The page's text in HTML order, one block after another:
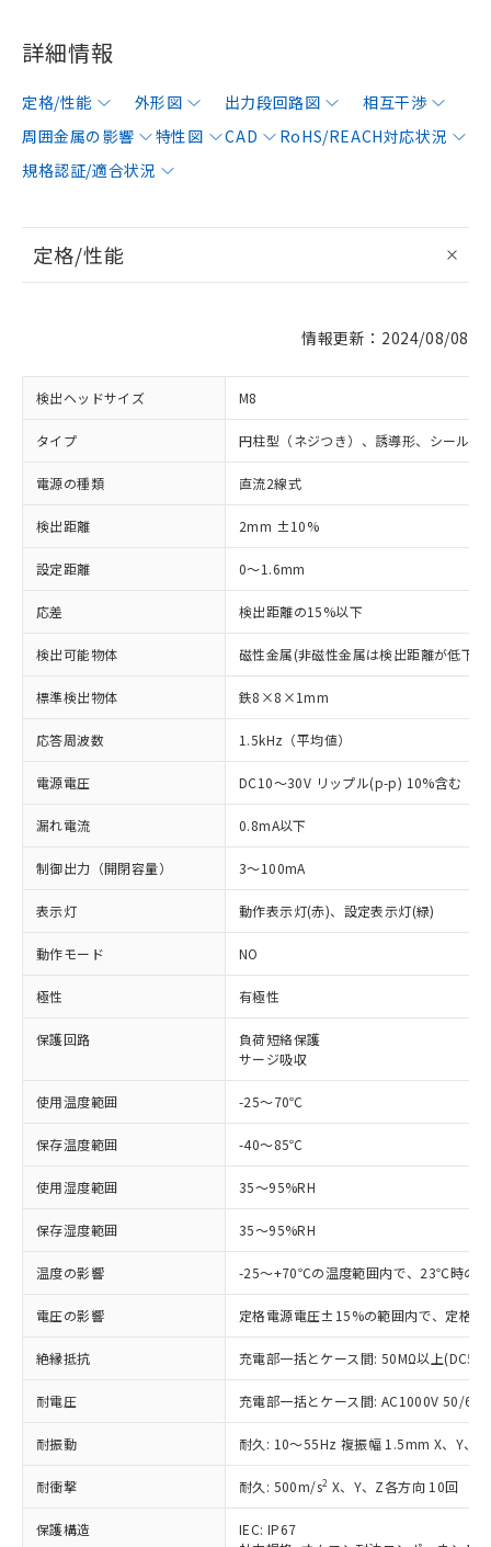
詳細情報
定格/性能 外形図 出力段回路図
相互干渉
周囲金属の影響
特性図 CAD
RoHS/REACH対応状況
規格認証/適合状況
定格/性能
情報更新：2024/08/08
検出ヘッドサイズ M8
タイプ 円柱型（ネジつき）、誘導形、シールド
電源の種類 直流2線式
検出距離 2mm ±10%
設定距離 0～1.6mm
応差 検出距離の15%以下
検出可能物体 磁性金属(非磁性金属は検出距離が低下
標準検出物体 鉄8×8×1mm
応答周波数 1.5kHz（平均値）
電源電圧 DC10～30V リップル(p-p) 10%含む
漏れ電流 0.8mA以下
制御出力（開閉容量） 3～100mA
表示灯 動作表示灯(赤)、設定表示灯(緑)
動作モード NO
極性 有極性
保護回路
負荷短絡保護
サージ吸収
使用温度範囲 -25～70℃
保存温度範囲 -40～85℃
使用湿度範囲 35～95%RH
保存湿度範囲 35～95%RH
温度の影響 -25～+70℃の温度範囲内で、23℃時の
電圧の影響 定格電源電圧±15%の範囲内で、定格
絶縁抵抗 充電部一括とケース間: 50MΩ以上
耐電圧 充電部一括とケース間: AC1000V 50/
耐振動 耐久: 10～55Hz 複振幅 1.5mm X、Y、Z
耐衝撃 耐久: 500m/s2 X、Y、Z各方向 10回
保護構造
IEC: IP67
以下の条件をお読みいただき、同意のうえ
本サービスは、当社制御機器事業取扱
商品の当社在庫状況および標準価格
(税抜)を提供させていただくもので
当社制御機器事業取扱商品の中には、
本サービスの対象外となる商品もある
ことをご了承ください。
在庫状況および標準価格照会結果は、
記載している更新日時点での社内デー
タに基づき作成されるものであり、閲
覧された時点での実際の在庫および標
対応済み：EU RoHS指令（10物質）の
非含有に対応した製品が提供可能な商品で
対応予定：EU RoHS指令（10物質）の非含
有に対応した製品に切り替える予定のある
商品です。
対応予定なし：EU RoHS指令（10物質）の
非含有に非対応の商品で、対応品を出す予
調査・確認中：EU RoHS指令（10物質）の
商品です。
非該当品：ライセンス料など無形物で、有
害物質有無と関係のない商品です。
仕入先様の事情により、非含有部品として
いたものが、含有品と判明した場合などや
むを得ず変更することがあります。
*EU RoHS指令（10物質）：
六価クロム(Cr(Ⅵ)) 1000ppm以下、ポリ臭化ビフェニル
※1 中国RoHS○×表
基準値以下であることを示します。
「×」：最大均質材料含有率が中国RoHSの
基準値を超えていることを示します。
「－」：未確認です。当社販売部門へお問
い合わせください。
*中国RoHS10物質の基準値 (GB/T26572)：
Pb(鉛) :1000ppm、 Hg(水銀) : 1000ppm、 Cd(カドミウ
ム) : 100ppm、
当社は、これら貴社製品のうち、外国
為替および外国貿易法に定める商品
（以下｢規制貨物等」という）を輸出
または国外への提供する場合は、日本
国政府の輸出許可(または役務取引許
可)を取得するなどの必要な手続きを